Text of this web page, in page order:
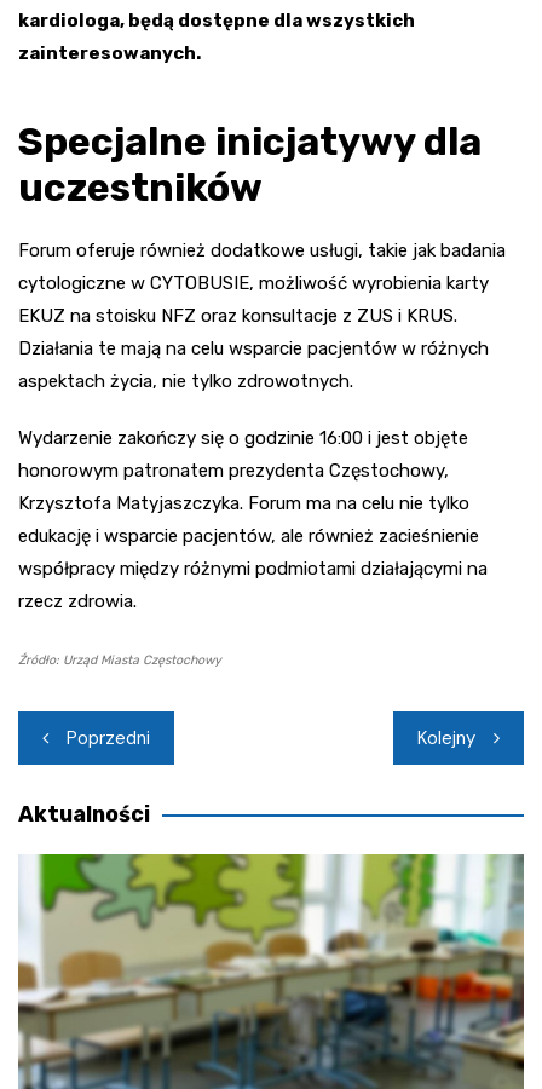
kardiologa, będą dostępne dla wszystkich
zainteresowanych.
Specjalne inicjatywy dla
uczestników
Forum oferuje również dodatkowe usługi, takie jak badania
cytologiczne w CYTOBUSIE, możliwość wyrobienia karty
EKUZ na stoisku NFZ oraz konsultacje z ZUS i KRUS.
Działania te mają na celu wsparcie pacjentów w różnych
aspektach życia, nie tylko zdrowotnych.
Wydarzenie zakończy się o godzinie 16:00 i jest objęte
honorowym patronatem prezydenta Częstochowy,
Krzysztofa Matyjaszczyka. Forum ma na celu nie tylko
edukację i wsparcie pacjentów, ale również zacieśnienie
współpracy między różnymi podmiotami działającymi na
rzecz zdrowia.
Źródło: Urząd Miasta Częstochowy
Nawigacja
wpisu
Poprzedni Kolejny
Aktualności